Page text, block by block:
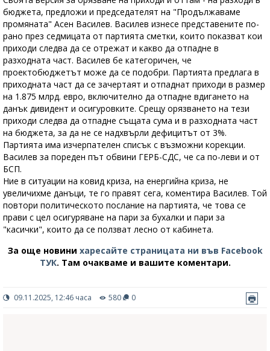
бюджета, предложи и председателят на "Продължаваме
промяната" Асен Василев. Василев изнесе представените по-
рано през седмицата от партията сметки, които показват кои
приходи следва да се отрежат и какво да отпадне в
разходната част. Василев бе категоричен, че
проектобюджетът може да се подобри. Партията предлага в
приходната част да се зачертаят и отпаднат приходи в размер
на 1.875 млрд. евро, включително да отпадне вдигането на
данък дивидент и осигуровките. Срещу орязването на тези
приходи следва да отпадне същата сума и в разходната част
на бюджета, за да не се надхвърли дефицитът от 3%.
Партията има изчерпателен списък с възможни корекции.
Василев за пореден път обвини ГЕРБ-СДС, че са по-леви и от
БСП.
Ние в ситуации на ковид криза, на енергийна криза, не
увеличихме данъци, те го правят сега, коментира Василев. Той
повтори политическото послание на партията, че това се
прави с цел осигуряване на пари за бухалки и пари за
"касички", които да се ползват лесно от кабинета.
За още новини харесайте страницата ни във Facebook
ТУК. Там очакваме и вашите коментари.
09.11.2025, 12:46 часа 580 0